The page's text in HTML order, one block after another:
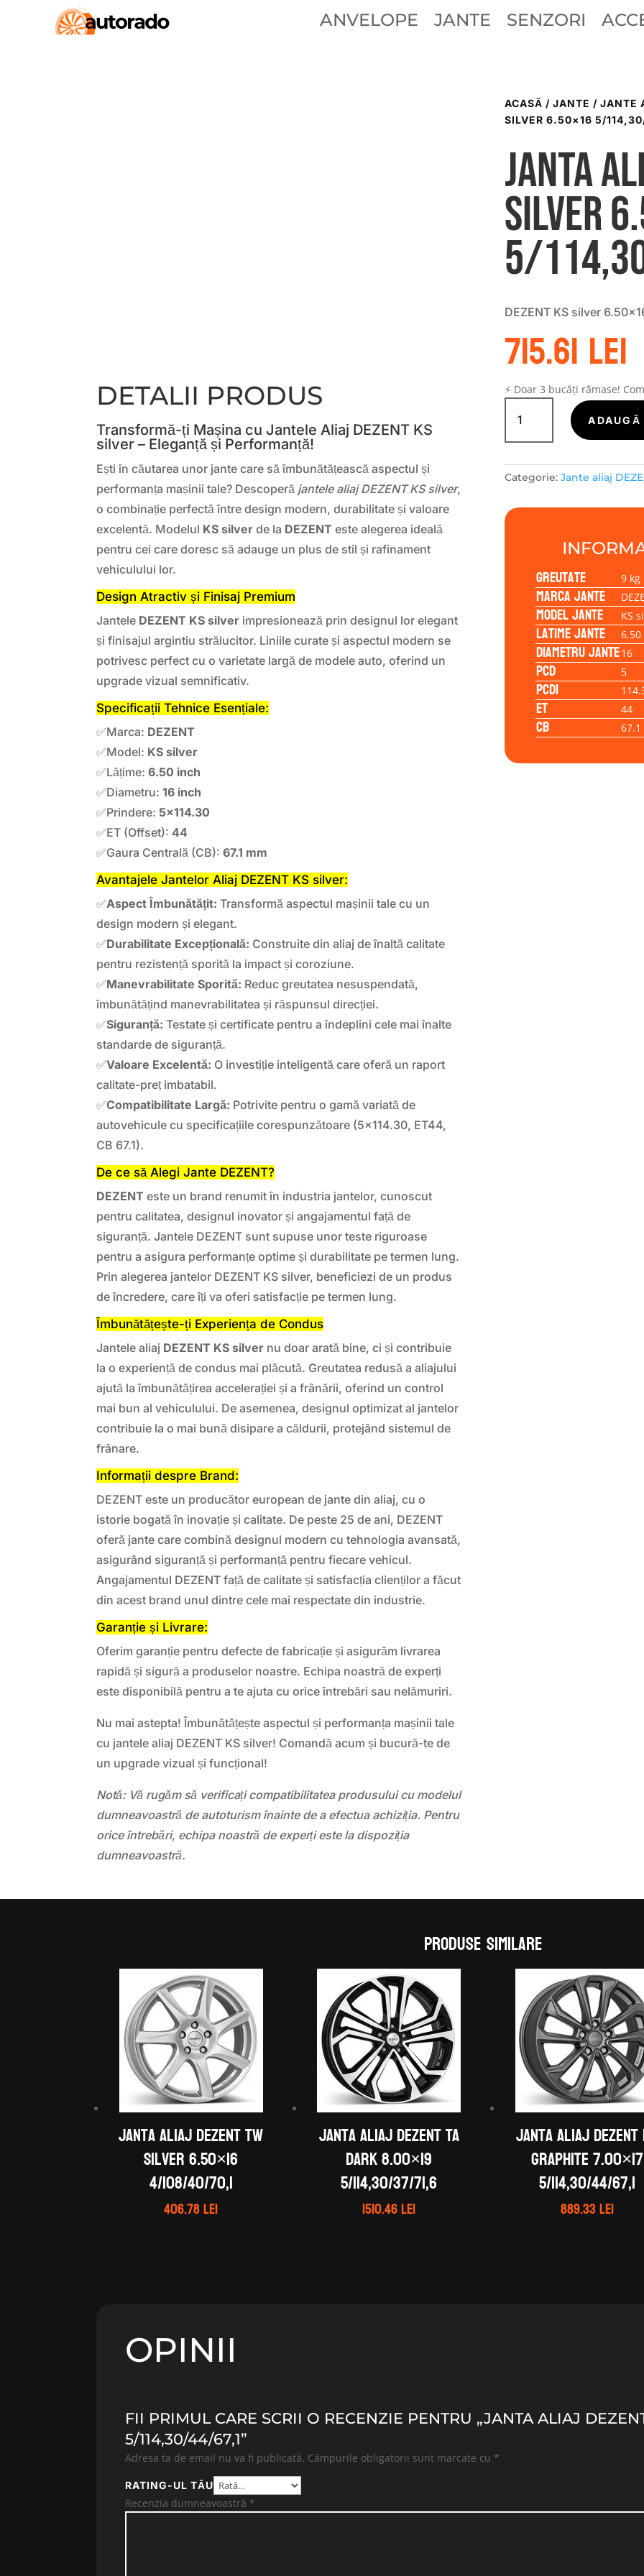
ANVELOPE JANTE SENZORI
DETALII PRODUS
Transformă-ți Mașina cu Jantele Aliaj DEZENT KS
silver – Eleganță și Performanță!
Ești în căutarea unor jante care să îmbunătățească aspectul și
performanța mașinii tale? Descoperă jantele aliaj DEZENT KS silver,
o combinație perfectă între design modern, durabilitate și valoare
excelentă. Modelul KS silver de la DEZENT este alegerea ideală
pentru cei care doresc să adauge un plus de stil și rafinament
vehiculului lor.
Design Atractiv și Finisaj Premium
Jantele DEZENT KS silver impresionează prin designul lor elegant
și finisajul argintiu strălucitor. Liniile curate și aspectul modern se
potrivesc perfect cu o varietate largă de modele auto, oferind un
upgrade vizual semnificativ.
Specificații Tehnice Esențiale:
✅Marca: DEZENT
✅Model: KS silver
✅Lățime:6.50 inch
✅Diametru:16 inch
✅Prindere: 5×114.30
✅ET (Offset):44
✅Gaura Centrală (CB):67.1 mm
Avantajele Jantelor Aliaj DEZENT KS silver:
✅Aspect Îmbunătățit: Transformă aspectul mașinii tale cu un
design modern și elegant.
✅Durabilitate Excepțională: Construite din aliaj de înaltă calitate
pentru rezistență sporită la impact și coroziune.
✅Manevrabilitate Sporită: Reduc greutatea nesuspendată,
îmbunătățind manevrabilitatea și răspunsul direcției.
✅Siguranță: Testate și certificate pentru a îndeplini cele mai înalte
standarde de siguranță.
✅Valoare Excelentă: O investiție inteligentă care oferă un raport
calitate-preț imbatabil.
✅Compatibilitate Largă: Potrivite pentru o gamă variată de
autovehicule cu specificațiile corespunzătoare (5×114.30, ET44,
CB 67.1).
De ce să Alegi Jante DEZENT?
DEZENT este un brand renumit în industria jantelor, cunoscut
pentru calitatea, designul inovator și angajamentul față de
siguranță. Jantele DEZENT sunt supuse unor teste riguroase
pentru a asigura performanțe optime și durabilitate pe termen lung.
Prin alegerea jantelor DEZENT KS silver, beneficiezi de un produs
de încredere, care îți va oferi satisfacție pe termen lung.
Îmbunătățește-ți Experiența de Condus
Jantele aliaj DEZENT KS silver nu doar arată bine, ci și contribuie
la o experiență de condus mai plăcută. Greutatea redusă a aliajului
ajută la îmbunătățirea accelerației și a frânării, oferind un control
mai bun al vehiculului. De asemenea, designul optimizat al jantelor
contribuie la o mai bună disipare a căldurii, protejând sistemul de
frânare.
Informații despre Brand:
DEZENT este un producător european de jante din aliaj, cu o
istorie bogată în inovație și calitate. De peste 25 de ani, DEZENT
oferă jante care combină designul modern cu tehnologia avansată,
asigurând siguranță și performanță pentru fiecare vehicul.
Angajamentul DEZENT față de calitate și satisfacția clienților a făcut
din acest brand unul dintre cele mai respectate din industrie.
Garanție și Livrare:
Oferim garanție pentru defecte de fabricație și asigurăm livrarea
rapidă și sigură a produselor noastre. Echipa noastră de experți
este disponibilă pentru a te ajuta cu orice întrebări sau nelămuriri.
Nu mai astepta! Îmbunătățește aspectul și performanța mașinii tale
cu jantele aliaj DEZENT KS silver! Comandă acum și bucură-te de
un upgrade vizual și funcțional!
Notă: Vă rugăm să verificați compatibilitatea produsului cu modelul
dumneavoastră de autoturism înainte de a efectua achiziția. Pentru
orice întrebări, echipa noastră de experți este la dispoziția
dumneavoastră.
ACASĂ / JANTE / JANTE
SILVER 6.50×16 5/
Janta
silver
5/
DEZENT KS silver
715.61lei
⚡ Doar 3 bucăți rămase!
Cantitate
Janta
aliaj
KS
silver
6.50x16
5/114,30/44/67,1
Categorie: Jante aliaj
Greutate 9 kg
Marca jante
Model jante KS
Latime jante 6.50
Diametru jante16
PCD 5
PCD1
ET 44
CB 67.1
Produse similare
Janta aliaj DEZENT TW
silver 6.50×16
4/108/40/70,1
406.78lei
Janta aliaj DEZENT TA
dark 8.00×19
5/114,30/37/71,6
1510.46lei
Janta aliaj DEZENT
graphite 7.00×17
5/114,30/44/67,1
889.33lei
OPINII
FII PRIMUL CARE SCRII O RECENZIE PENTRU „JANTA ALIAJ
5/114,30/44/67,1”
Adresa ta de email nu va fi publicată. Câmpurile obligatorii sunt marcate cu *
RATING-UL TĂU
Recenzia dumneavoastră *